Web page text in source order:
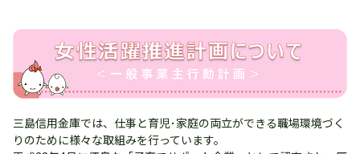
三島信用金庫では、仕事と育児･家庭の両立ができる職場環境づく
りのために様々な取組みを行っています。